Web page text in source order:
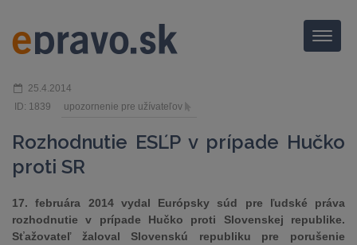
Menu
25.4.2014
ID: 1839
upozornenie pre užívateľov
Rozhodnutie ESĽP v prípade Hučko
proti SR
​17. februára 2014 vydal Európsky súd pre ľudské práva
rozhodnutie v prípade Hučko proti Slovenskej republike.
Sťažovateľ žaloval Slovenskú republiku pre porušenie